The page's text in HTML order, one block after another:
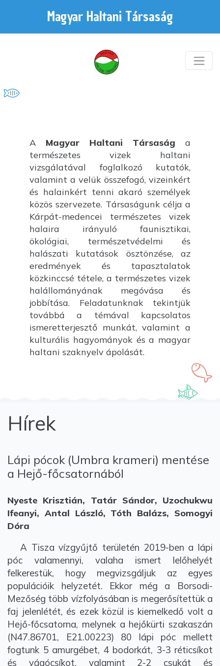
Magyar Haltani Társaság
A Magyar Haltani Társaság a
természetes vizek haltani
vizsgálatával foglalkozó kutatók,
valamint a velük összefogó, vizeinkért
és halainkért tenni akaró személyek
közös szervezete. Társaságunk célja a
Kárpát-medencei természetes vizek
halaira irányuló faunisztikai,
ökológiai, természetvédelmi és
halászati kutatások ösztönzése, az
eredmények és tapasztalatok
közkinccsé tétele, a természetes vizek
halállományának megóvása és
jobbítása. Feladatunknak tekintjük
továbbá a témával kapcsolatos
ismeretterjesztő munkát, valamint a
kulturális hagyományok és a magyar
haltani szaknyelv ápolását.
Hírek
Lápi pócok (Umbra krameri) mentése
a Hejő-főcsatornából
Nyeste Krisztián, Tatár Sándor, Uzochukwu
Ifeanyi, Antal László, Tóth Balázs, Somogyi
Dóra
A Tisza vízgyűjtő területén 2019-ben a lápi
póc valamennyi, valaha ismert lelőhelyét
felkerestük, hogy megvizsgáljuk az egyes
populációik helyzetét. Ekkor még a Borsodi-
Mezőség több vízfolyásában is megerősítettük a
faj jelenlétét, és ezek közül is kiemelkedő volt a
Hejő-főcsatorna, melynek a hejőkürti szakaszán
(N47.86701, E21.00223) 80 lápi póc mellett
fogtunk 5 amurgébet, 4 bodorkát, 3-3 réticsíkot
és vágócsíkot, valamint 2-2 csukát és